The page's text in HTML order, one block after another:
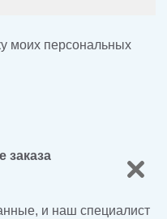
моих персональных
заказа
и наш специалист